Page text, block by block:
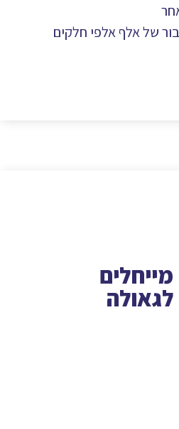
של אלף אלפי חלקים
מייחלים
לגאולה